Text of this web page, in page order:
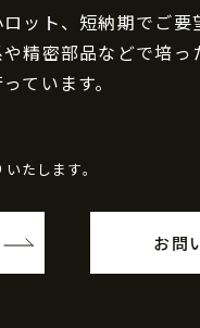
ット、短納期でご要
精密部品などで培っ
ています。
たします。
お問